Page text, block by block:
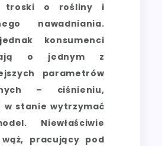
troski o rośliny i
nawadniania.
konsumenci
o jednym z
parametrów
– ciśnieniu,
w stanie wytrzymać
Niewłaściwie
pracujący pod